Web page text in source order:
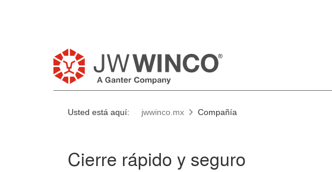
Usted está aquí: jwwinco.mx Compañía
Cierre rápido y seguro